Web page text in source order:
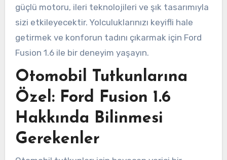
güçlü motoru, ileri teknolojileri ve şık tasarımıyla
sizi etkileyecektir. Yolculuklarınızı keyifli hale
getirmek ve konforun tadını çıkarmak için Ford
Fusion 1.6 ile bir deneyim yaşayın.
Otomobil Tutkunlarına
Özel: Ford Fusion 1.6
Hakkında Bilinmesi
Gerekenler